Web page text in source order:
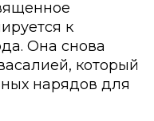
к
Она снова
который
нарядов для